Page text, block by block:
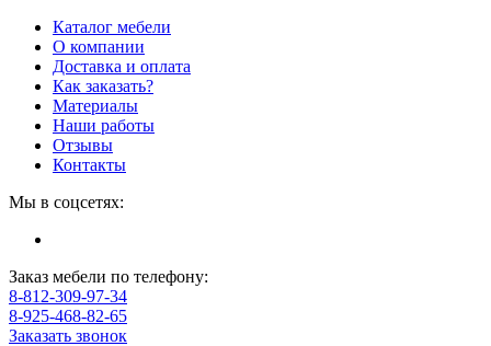
Каталог мебели
О компании
Доставка и оплата
Как заказать?
Материалы
Наши работы
Отзывы
Контакты
Мы в соцсетях:
Заказ мебели по телефону:
8-812-309-97-34
8-925-468-82-65
Заказать звонок